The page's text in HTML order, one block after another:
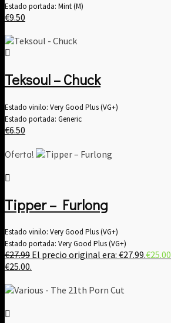
Estado portada: Mint (M)
€9.50
Teksoul – Chuck
Estado vinilo: Very Good Plus (VG+)
Estado portada: Generic
€6.50
Oferta!
Tipper ‎– Furlong
Estado vinilo: Very Good Plus (VG+)
Estado portada: Very Good Plus (VG+)
€27.99 El precio original era: €27.99.€25.00
€25.00.